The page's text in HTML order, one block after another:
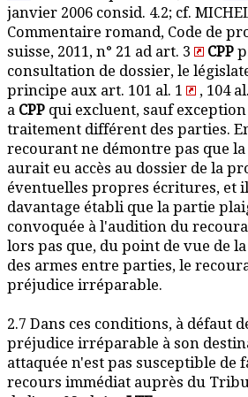
janvier 2006 consid. 4.2; cf.
Commentaire romand, Code de
suisse, 2011, n° 21 ad art. 3
CPP
consultation de dossier, le
principe aux art. 101 al. 1
, 104
a CPP qui excluent, sauf exception
traitement différent des parties.
recourant ne démontre pas que
aurait eu accès au dossier de la
éventuelles propres écritures, et
davantage établi que la partie
convoquée à l'audition du
lors pas que, du point de vue de
des armes entre parties, le
préjudice irréparable.
2.7 Dans ces conditions, à défaut
préjudice irréparable à son
attaquée n'est pas susceptible de
recours immédiat auprès du